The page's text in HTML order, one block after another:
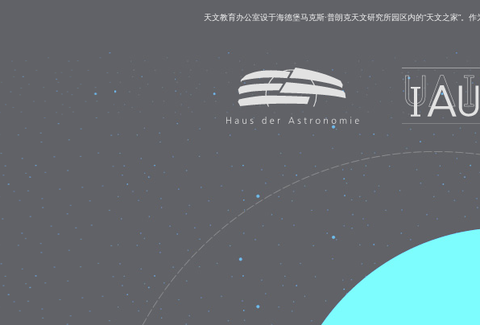
天文教育办公室设于海德堡马克斯·普朗克天文研究所园区内的“天文之家”。